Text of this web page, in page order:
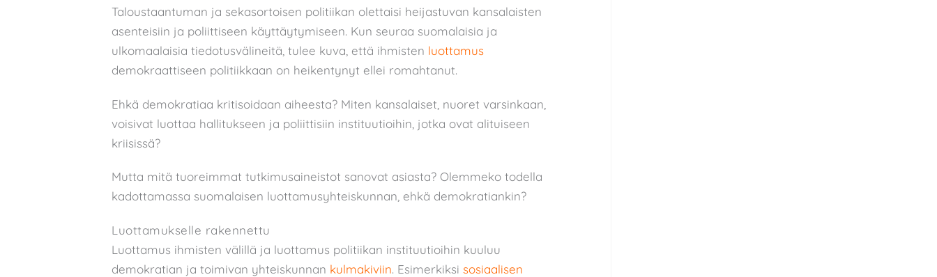
Taloustaantuman ja sekasortoisen politiikan olettaisi heijastuvan kansalaisten
asenteisiin ja poliittiseen käyttäytymiseen. Kun seuraa suomalaisia ja
ulkomaalaisia tiedotusvälineitä, tulee kuva, että ihmisten luottamus
demokraattiseen politiikkaan on heikentynyt ellei romahtanut.
Ehkä demokratiaa kritisoidaan aiheesta? Miten kansalaiset, nuoret varsinkaan,
voisivat luottaa hallitukseen ja poliittisiin instituutioihin, jotka ovat alituiseen
kriisissä?
Mutta mitä tuoreimmat tutkimusaineistot sanovat asiasta? Olemmeko todella
kadottamassa suomalaisen luottamusyhteiskunnan, ehkä demokratiankin?
Luottamukselle rakennettu
Luottamus ihmisten välillä ja luottamus politiikan instituutioihin kuuluu
demokratian ja toimivan yhteiskunnan kulmakiviin. Esimerkiksi sosiaalisen